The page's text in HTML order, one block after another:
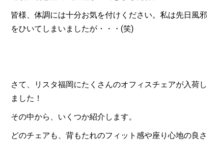
皆様、体調には十分お気を付けください。私は先日風邪
をひいてしまいましたが・・・(笑)
さて、リスタ福岡にたくさんのオフィスチェアが入荷し
ました！
その中から、いくつか紹介します。
どのチェアも、背もたれのフィット感や座り心地の良さ